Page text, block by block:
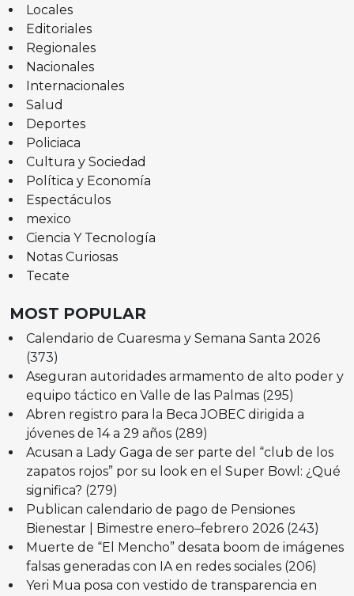
Locales
Editoriales
Regionales
Nacionales
Internacionales
Salud
Deportes
Policiaca
Cultura y Sociedad
Política y Economía
Espectáculos
mexico
Ciencia Y Tecnología
Notas Curiosas
Tecate
MOST POPULAR
Calendario de Cuaresma y Semana Santa 2026
(373)
Aseguran autoridades armamento de alto poder y
equipo táctico en Valle de las Palmas (295)
Abren registro para la Beca JOBEC dirigida a
jóvenes de 14 a 29 años (289)
Acusan a Lady Gaga de ser parte del “club de los
zapatos rojos” por su look en el Super Bowl: ¿Qué
significa? (279)
Publican calendario de pago de Pensiones
Bienestar | Bimestre enero–febrero 2026 (243)
Muerte de “El Mencho” desata boom de imágenes
falsas generadas con IA en redes sociales (206)
Yeri Mua posa con vestido de transparencia en